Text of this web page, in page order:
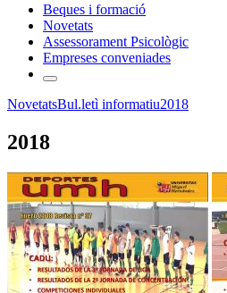
Beques i formació
Novetats
Assessorament Psicològic
Empreses conveniades
NovetatsBul.letì informatiu2018
2018